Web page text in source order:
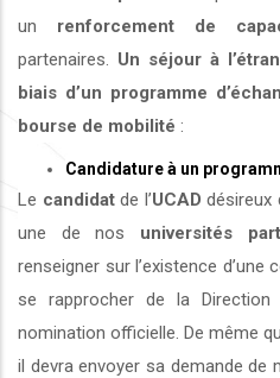
un renforcement de
partenaires. Un séjour à
biais d’un programme
bourse de mobilité :
Candidature à un
Le candidatde l’UCAD désireux
une de nos universités
renseigner sur l’existence d’une
se rapprocher de la
nomination officielle. De même
il devra envoyer sa demande de